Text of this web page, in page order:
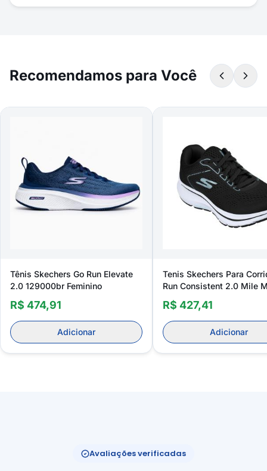
Recomendamos para Você
Tênis Skechers Go Run Elevate
2.0 129000br Feminino
R$ 474,91
Adicionar
Tenis Skechers Para
Run Consistent 2.0 Mile
128607br Feminino
R$ 427,41
Adicionar
Avaliações verificadas